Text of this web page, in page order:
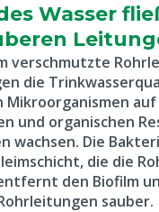
Wasser
verschmutzte
die
auf
und organischen
wachsen. Die
die die
den Biofilm
sauber.